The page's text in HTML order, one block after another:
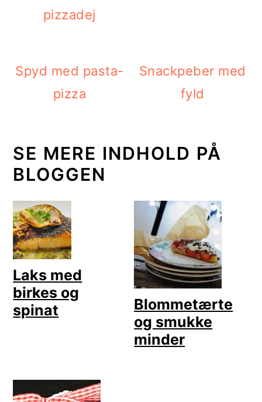
pizzadej
Spyd med pasta-
pizza
Snackpeber med
fyld
SE MERE INDHOLD PÅ
BLOGGEN
Laks med
birkes og
spinat
Blommetærte
og smukke
minder